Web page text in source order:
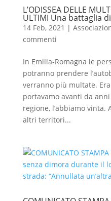
L’ODISSEA DELLE
ULTIMI Una battaglia
14 Feb, 2021 |
commenti
In Emilia-Romagna le
potranno prendere
verranno più multate.
portavamo avanti da
regione, l’abbiamo vinta.
altri territori...